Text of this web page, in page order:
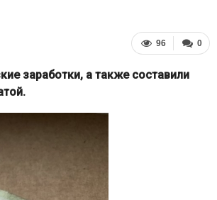
0
96
заработки, а также составили